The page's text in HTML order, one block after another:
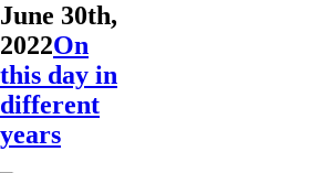
June 30th,
2022On
this day in
different
years